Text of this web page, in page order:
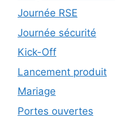
Journée RSE
Journée sécurité
Kick-Off
Lancement produit
Mariage
Portes ouvertes